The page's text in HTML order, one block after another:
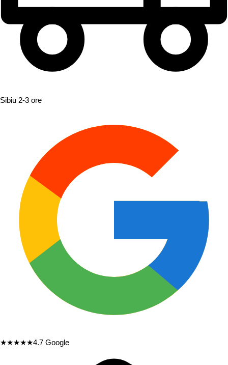
Sibiu 2-3 ore
★★★★★4.7 Google